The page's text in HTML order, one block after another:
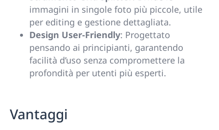
immagini in singole foto più piccole, utile
per editing e gestione dettagliata.
Design User-Friendly: Progettato
pensando ai principianti, garantendo
facilità d’uso senza compromettere la
profondità per utenti più esperti.
Vantaggi